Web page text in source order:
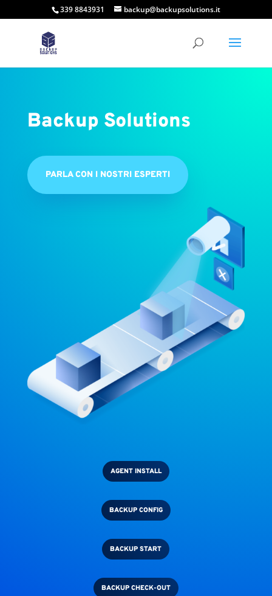
339 8843931 backup@backupsolutions.it
Backup Solutions
PARLA CON I NOSTRI ESPERTI
AGENT INSTALL
BACKUP CONFIG
BACKUP START
BACKUP CHECK-OUT